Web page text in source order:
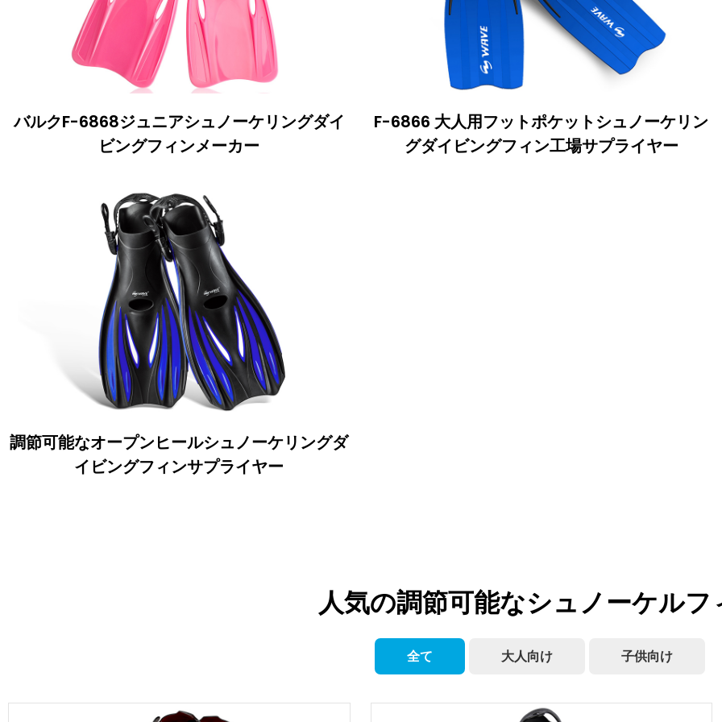
バルクF-6868ジュニアシュノーケリングダイ
ビングフィンメーカー
F-6866 大人用フットポケットシュノーケリン
グダイビングフィン工場サプライヤー
調節可能なオープンヒールシュノーケリングダ
イビングフィンサプライヤー
人気の調節可能なシュノーケルフ
全て 大人向け 子供向け